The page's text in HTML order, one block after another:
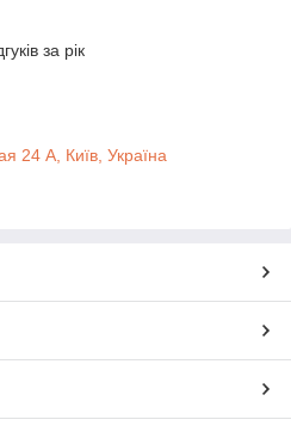
за рік
24 А, Київ, Україна